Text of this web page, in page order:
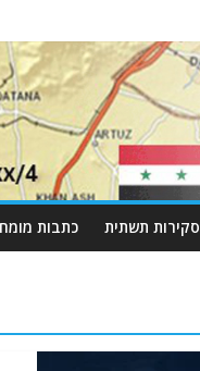
סקירות תשתית כתבות